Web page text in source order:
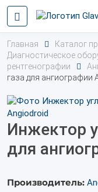
Главная Каталог
Диагностическое
рентгенографии
газа для ангиографии
Инжектор
для
Производитель: